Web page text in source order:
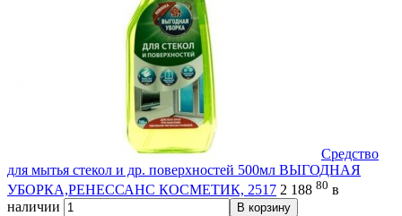
Средство
для мытья стекол и др. поверхностей 500мл ВЫГОДНАЯ
УБОРКА,РЕНЕССАНС КОСМЕТИК, 2517 2 188 80 в
наличии
В корзину